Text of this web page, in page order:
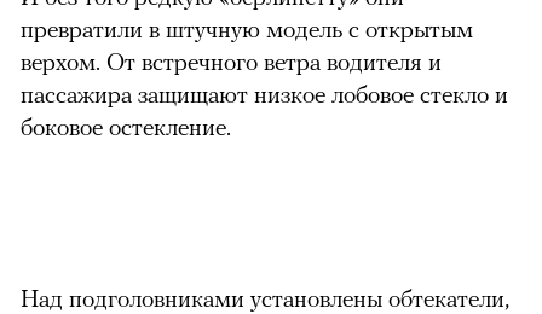
превратили в штучную модель с открытым
верхом. От встречного ветра водителя и
пассажира защищают низкое лобовое стекло и
боковое остекление.
можно через
Над подголовниками установлены обтекатели,